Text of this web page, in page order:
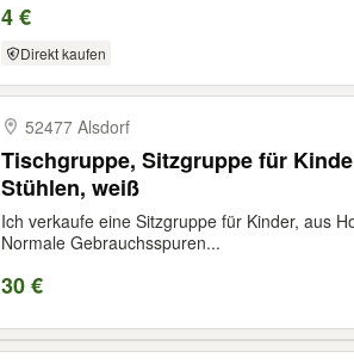
4 €
Direkt kaufen
52477 Alsdorf
Tischgruppe, Sitzgruppe für
Stühlen, weiß
Ich verkaufe eine Sitzgruppe für Kinder, aus
Normale Gebrauchsspuren...
30 €